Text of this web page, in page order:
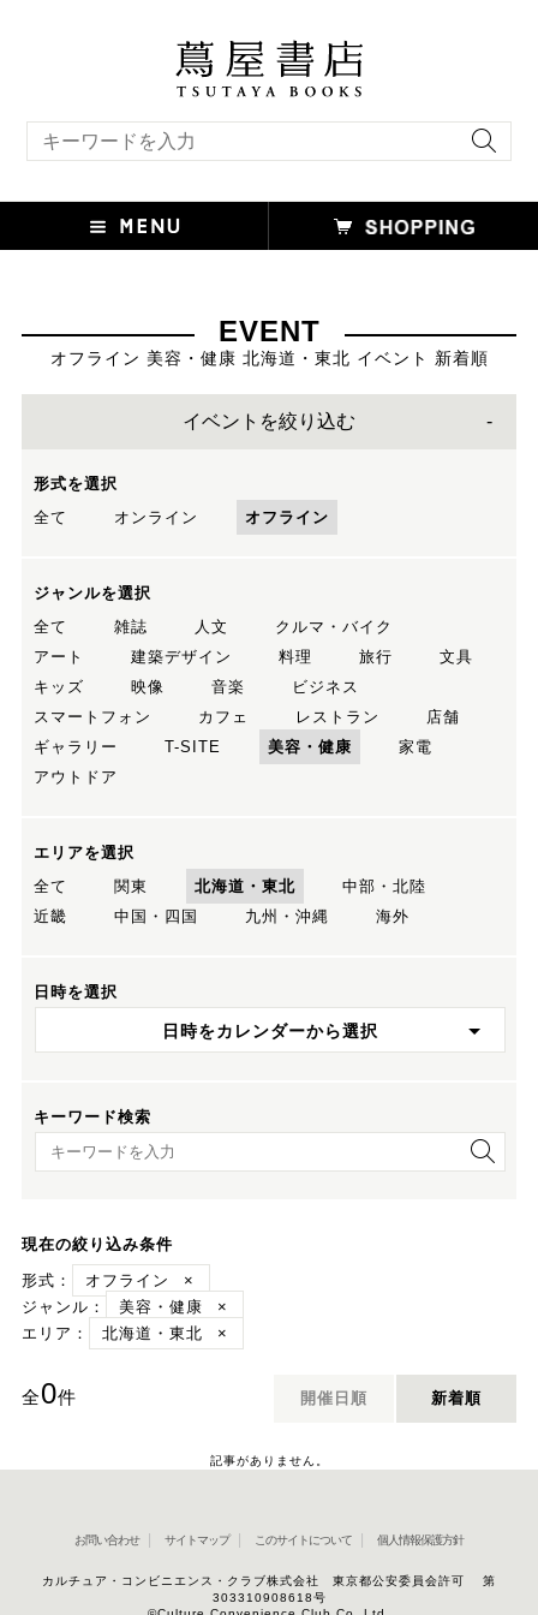
EVENT
オフライン 美容・健康 北海道・東北 イベント 新着順
イベントを絞り込む
形式を選択
全て
オンライン オフライン
ジャンルを選択
全て
雑誌 人文
クルマ・バイク
アート
建築デザイン 料理 旅行
文具
キッズ
映像 音楽
ビジネス
スマートフォン
カフェ レストラン
店舗
ギャラリー
T-SITE 美容・健康
家電
アウトドア
エリアを選択
全て
関東 北海道・東北
中部・北陸
近畿
中国・四国 九州・沖縄 海外
日時を選択
日時をカレンダーから選択
キーワード検索
キーワード検索
現在の絞り込み条件
形式：
オフライン
×
ジャンル：
美容・健康
×
エリア：
北海道・東北 ×
全0件 開催日順 新着順
記事がありません。
お問い合わせ サイトマップ このサイトについて 個人情報保護方針
カルチュア・コンビニエンス・クラブ株式会社 東京都公安委員会許可 第
303310908618号